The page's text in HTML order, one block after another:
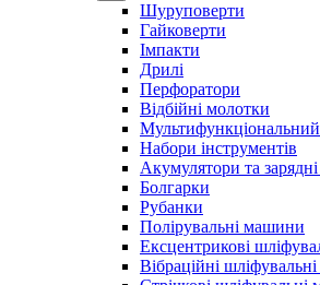
Шуруповерти
Гайковерти
Імпакти
Дрилі
Перфоратори
Відбійні молотки
Набори інструментів
Акумулятори та
Болгарки
Рубанки
Полірувальні машини
Ексцентрикові
Вібраційні